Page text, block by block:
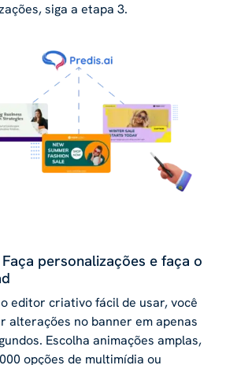
siga a etapa 3.
personalizações e faça o
editor criativo fácil de usar, você
alterações no banner em apenas
Escolha animações amplas,
opções de multimídia ou